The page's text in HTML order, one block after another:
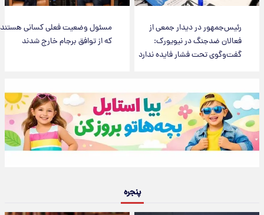
رئیس‌جمهور در دیدار جمعی از
فعالان ضدجنگ در نیویورک:
گفت‌وگوی تحت فشار فایده ندارد
مسئول وضعیت فعلی کسانی هستند
که از توافق برجام خارج شدند
پنجره